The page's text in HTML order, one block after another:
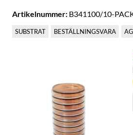
Artikelnummer: B341100/10-
SUBSTRAT BESTÄLLNINGSVARA